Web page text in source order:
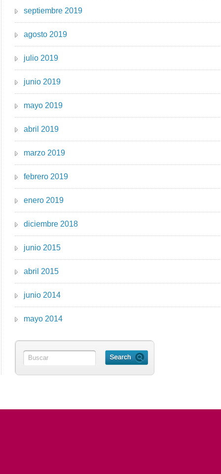
septiembre 2019
agosto 2019
julio 2019
junio 2019
mayo 2019
abril 2019
marzo 2019
febrero 2019
enero 2019
diciembre 2018
junio 2015
abril 2015
junio 2014
mayo 2014